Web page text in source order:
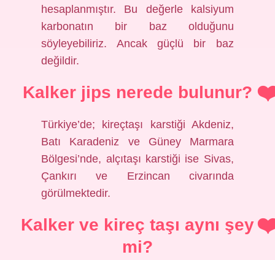
hesaplanmıştır. Bu değerle kalsiyum
karbonatın bir baz olduğunu
söyleyebiliriz. Ancak güçlü bir baz
değildir.
Kalker jips nerede bulunur?
Türkiye’de; kireçtaşı karstiği Akdeniz,
Batı Karadeniz ve Güney Marmara
Bölgesi’nde, alçıtaşı karstiği ise Sivas,
Çankırı ve Erzincan civarında
görülmektedir.
Kalker ve kireç taşı aynı şey
mi?